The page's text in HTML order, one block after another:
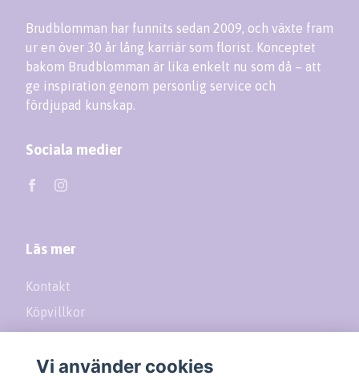
Brudblomman har funnits sedan 2009, och växte fram
ur en över 30 år lång karriär som florist. Konceptet
bakom Brudblomman är lika enkelt nu som då – att
ge inspiration genom personlig service och
fördjupad kunskap.
Sociala medier
Läs mer
Kontakt
Köpvillkor
Vi använder cookies